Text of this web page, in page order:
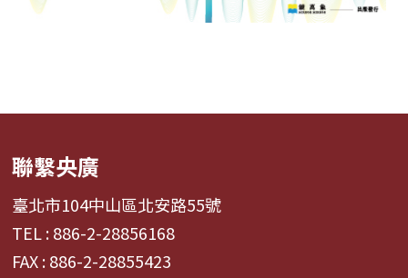
聯繫央廣
臺北市104中山區北安路55號
TEL : 886-2-28856168
FAX : 886-2-28855423